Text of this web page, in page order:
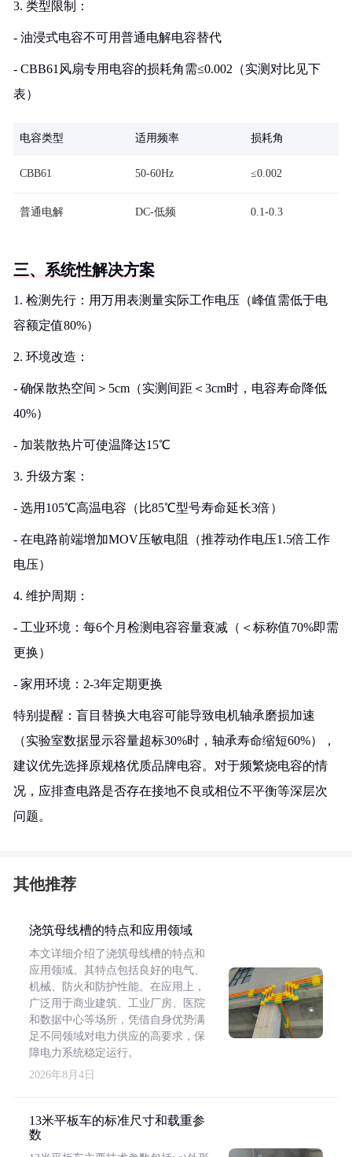
3. 类型限制：
- 油浸式电容不可用普通电解电容替代
- CBB61风扇专用电容的损耗角需≤0.002（实测对比见下
表）
电容类型 适用频率 损耗角
CBB61 50-60Hz ≤0.002
普通电解 DC-低频 0.1-0.3
三、系统性解决方案
1. 检测先行：用万用表测量实际工作电压（峰值需低于电
容额定值80%）
2. 环境改造：
- 确保散热空间＞5cm（实测间距＜3cm时，电容寿命降低
40%）
- 加装散热片可使温降达15℃
3. 升级方案：
- 选用105℃高温电容（比85℃型号寿命延长3倍）
- 在电路前端增加MOV压敏电阻（推荐动作电压1.5倍工作
电压）
4. 维护周期：
- 工业环境：每6个月检测电容容量衰减（＜标称值70%即需
更换）
- 家用环境：2-3年定期更换
特别提醒：盲目替换大电容可能导致电机轴承磨损加速
（实验室数据显示容量超标30%时，轴承寿命缩短60%），
建议优先选择原规格优质品牌电容。对于频繁烧电容的情
况，应排查电路是否存在接地不良或相位不平衡等深层次
问题。
其他推荐
浇筑母线槽的特点和应用领域
本文详细介绍了浇筑母线槽的特点和
应用领域。其特点包括良好的电气、
机械、防火和防护性能。在应用上，
广泛用于商业建筑、工业厂房、医院
和数据中心等场所，凭借自身优势满
足不同领域对电力供应的高要求，保
障电力系统稳定运行。
2026年8月4日
13米平板车的标准尺寸和载重参
数